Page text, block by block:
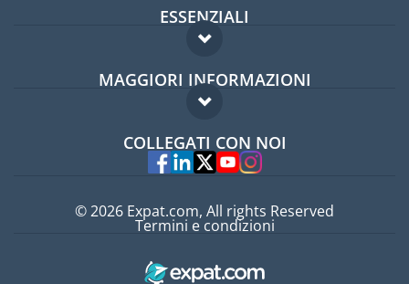
ESSENZIALI
Forum per expat
Guida per expat
MAGGIORI INFORMAZIONI
Domande frequenti
Esperti
COLLEGATI CON NOI
© 2026 Expat.com, All rights Reserved
Termini e condizioni